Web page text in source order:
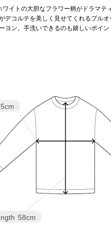
ワイトの大胆なフラワー柄がドラマテ
デコルテを美しく見せてくれるプル
ヨン。手洗いできるのも嬉しいポイン
58cm